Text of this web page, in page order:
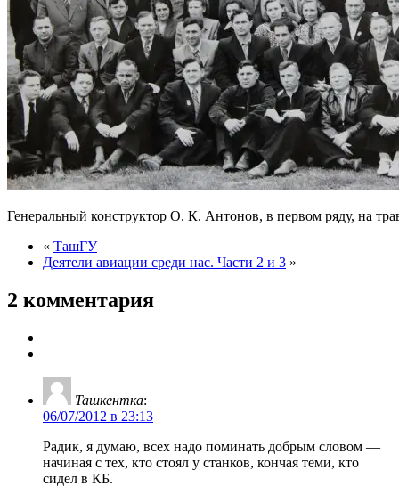
Генеральный конструктор О. К. Антонов, в первом ряду, на
« ТашГУ
Деятели авиации среди нас. Части 2 и 3 »
2 комментария
Ташкентка:
06/07/2012 в 23:13
Радик, я думаю, всех надо поминать добрым словом —
начиная с тех, кто стоял у станков, кончая теми, кто
сидел в КБ.